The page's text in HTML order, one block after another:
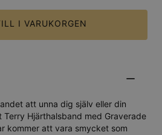
I VARUKORGEN
att unna dig själv eller din
Terry Hjärthalsband med Graverade
kommer att vara smycket som